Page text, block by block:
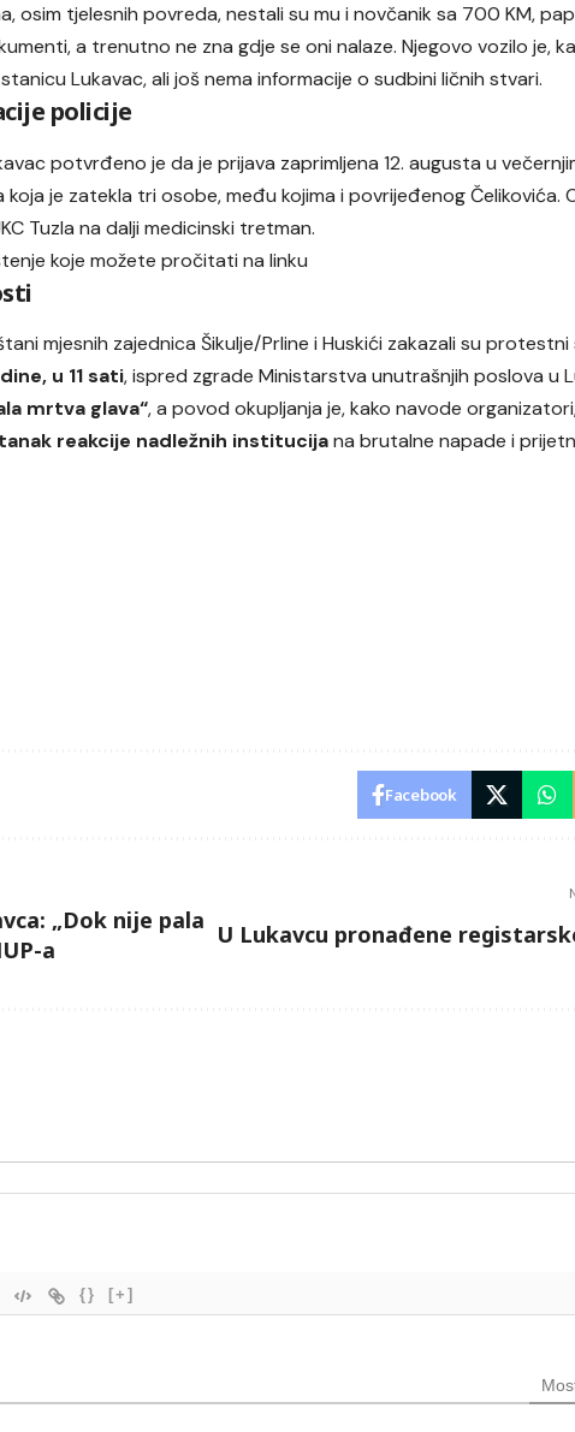
osim tjelesnih povreda, nestali su mu i novčanik sa 700 KM,
a trenutno ne zna gdje se oni nalaze. Njegovo vozilo je,
Lukavac, ali još nema informacije o sudbini ličnih stvari.
policije
potvrđeno je da je prijava zaprimljena 12. augusta u
je zatekla tri osobe, među kojima i povrijeđenog Čelikovića.
Tuzla na dalji medicinski tretman.
koje možete pročitati na linku
mjesnih zajednica Šikulje/Prline i Huskići zakazali su protestni
u 11 sati, ispred zgrade Ministarstva unutrašnjih poslova u
mrtva glava“, a povod okupljanja je, kako navode
reakcije nadležnih institucijana brutalne napade i
Facebook
„Dok nije pala
a
U Lukavcu pronađene
{} [+]